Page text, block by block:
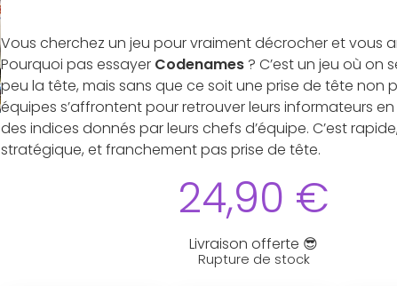
Vous cherchez un jeu pour vraiment décrocher et vous
Pourquoi pas essayer Codenames ? C’est un jeu où on
peu la tête, mais sans que ce soit une prise de tête non
équipes s’affrontent pour retrouver leurs informateurs
des indices donnés par leurs chefs d’équipe. C’est
stratégique, et franchement pas prise de tête.
24,90 €
Livraison offerte 😎
Rupture de stock